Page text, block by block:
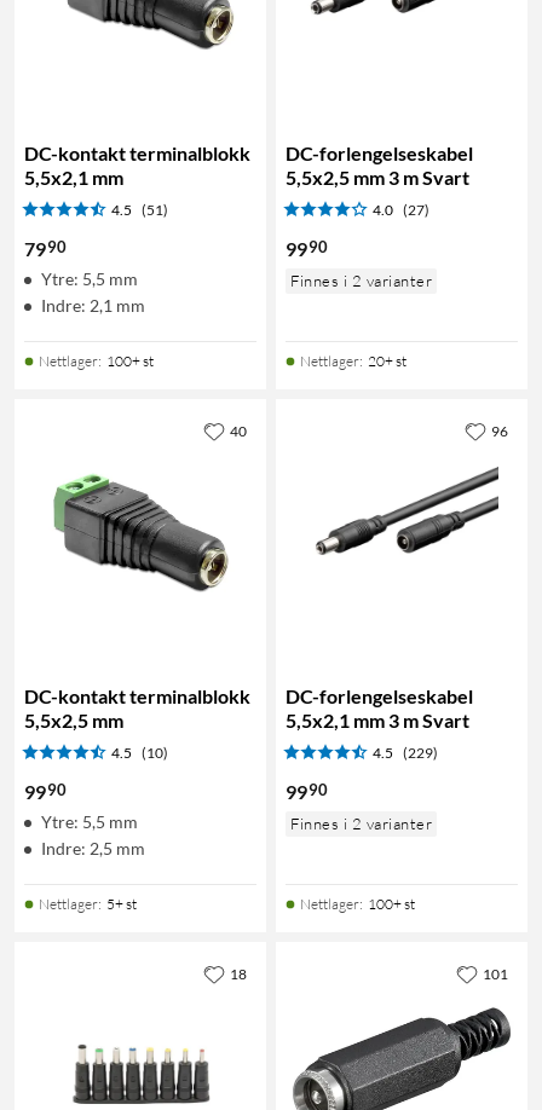
DC-kontakt terminalblokk
5,5x2,1 mm
4.5 (51)
7990
Ytre: 5,5 mm
Indre: 2,1 mm
Nettlager: 100+ st
DC-forlengelseskabel
5,5x2,5 mm 3 m Svart
4.0 (27)
9990
Finnes i 2 varianter
Nettlager: 20+ st
DC-kontakt terminalblokk
5,5x2,5 mm
4.5 (10)
9990
Ytre: 5,5 mm
Indre: 2,5 mm
Nettlager: 5+ st
40
DC-forlengelseskabel
5,5x2,1 mm 3 m Svart
4.5 (229)
9990
Finnes i 2 varianter
Nettlager: 100+ st
96
18 101